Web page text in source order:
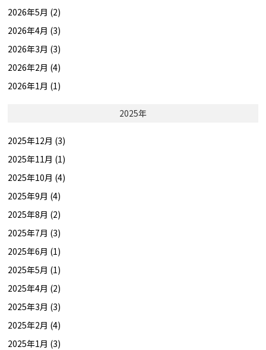
2026年5月 (2)
2026年4月 (3)
2026年3月 (3)
2026年2月 (4)
2026年1月 (1)
2025年
2025年12月 (3)
2025年11月 (1)
2025年10月 (4)
2025年9月 (4)
2025年8月 (2)
2025年7月 (3)
2025年6月 (1)
2025年5月 (1)
2025年4月 (2)
2025年3月 (3)
2025年2月 (4)
2025年1月 (3)